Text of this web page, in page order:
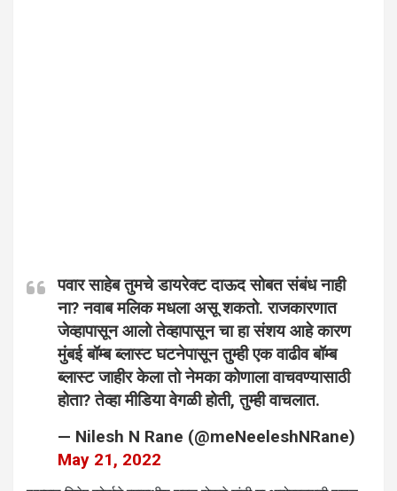
पवार साहेब तुमचे डायरेक्ट दाऊद सोबत संबंध नाही
ना? नवाब मलिक मधला असू शकतो. राजकारणात
जेव्हापासून आलो तेव्हापासून चा हा संशय आहे कारण
मुंबई बॉम्ब ब्लास्ट घटनेपासून तुम्ही एक वाढीव बॉम्ब
ब्लास्ट जाहीर केला तो नेमका कोणाला वाचवण्यासाठी
होता? तेव्हा मीडिया वेगळी होती, तुम्ही वाचलात.
— Nilesh N Rane (@meNeeleshNRane)
May 21, 2022